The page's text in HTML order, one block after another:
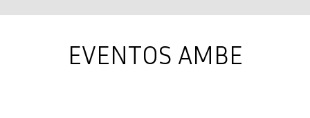
EVENTOS AMBE